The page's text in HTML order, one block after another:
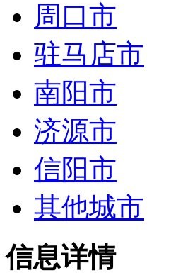
周口市
驻马店市
南阳市
济源市
信阳市
其他城市
信息详情